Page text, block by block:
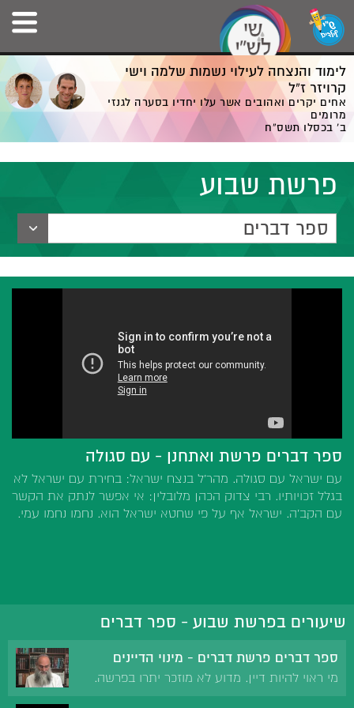
לימוד והנצחה לעילוי נשמות שלמה וישי
קרויזר ז”ל
אחים יקרים ואהובים אשר עלו יחדיו בסערה לגנזי
מרומים
ב' בכסלו תשס”ח
פרשת שבוע
ספר דברים
ספר דברים פרשת ואתחנן - עם סגולה
עם ישראל עם סגולה. מהר'ל בנצח ישראל: בחירת עם ישראל לא
בגלל זכויותיו. רבי צדוק הכהן מלובלין: אי אפשר לנתק את הקשר
עם הקב'ה. ישראל אף על פי שחטא ישראל הוא. נחמו נחמו עמי.
שיעורים בפרשת שבוע - ספר דברים
ספר דברים פרשת דברים - מינוי הדיינים
מי ראוי להיות דיין. מדוע לא מוזכר יתרו בפרשה.